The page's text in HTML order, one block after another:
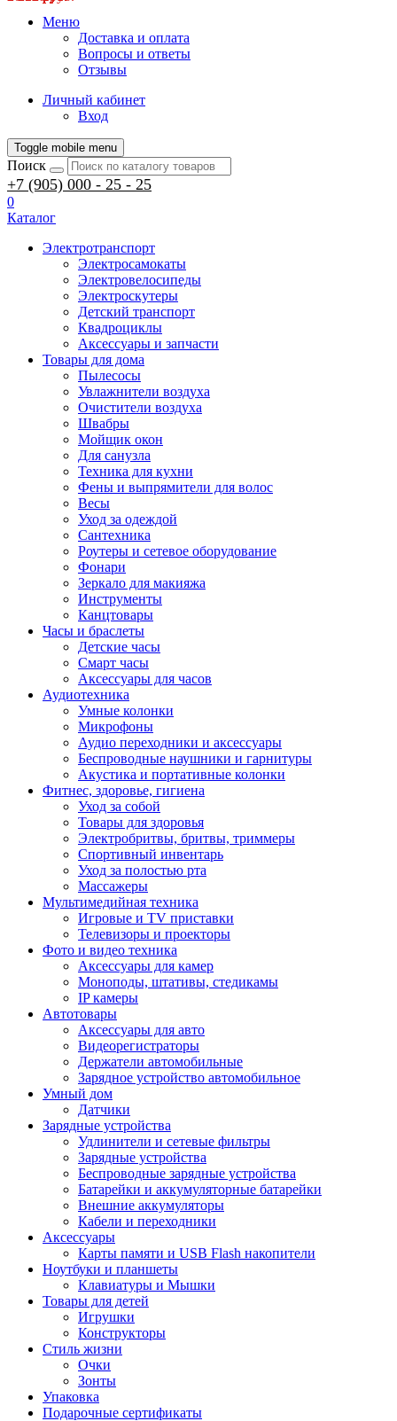
Меню
Доставка и оплата
Вопросы и ответы
Отзывы
Личный кабинет
Вход
Toggle mobile menu
Поиск
+7 (905) 000 - 25 - 25
0
Каталог
Электротранспорт
Электросамокаты
Электровелосипеды
Электроскутеры
Детский транспорт
Квадроциклы
Аксессуары и запчасти
Товары для дома
Пылесосы
Увлажнители воздуха
Очистители воздуха
Швабры
Мойщик окон
Для санузла
Техника для кухни
Фены и выпрямители для волос
Весы
Уход за одеждой
Сантехника
Роутеры и сетевое оборудование
Фонари
Зеркало для макияжа
Инструменты
Канцтовары
Часы и браслеты
Детские часы
Смарт часы
Аксессуары для часов
Аудиотехника
Умные колонки
Микрофоны
Аудио переходники и аксессуары
Беспроводные наушники и гарнитуры
Акустика и портативные колонки
Фитнес, здоровье, гигиена
Уход за собой
Товары для здоровья
Электробритвы, бритвы, триммеры
Спортивный инвентарь
Уход за полостью рта
Массажеры
Мультимедийная техника
Игровые и TV приставки
Телевизоры и проекторы
Фото и видео техника
Аксессуары для камер
Моноподы, штативы, стедикамы
IP камеры
Автотовары
Аксессуары для авто
Видеорегистраторы
Держатели автомобильные
Зарядное устройство автомобильное
Умный дом
Датчики
Зарядные устройства
Удлинители и сетевые фильтры
Зарядные устройства
Беспроводные зарядные устройства
Батарейки и аккумуляторные батарейки
Внешние аккумуляторы
Кабели и переходники
Аксессуары
Карты памяти и USB Flash накопители
Ноутбуки и планшеты
Клавиатуры и Мышки
Товары для детей
Игрушки
Конструкторы
Стиль жизни
Очки
Зонты
Упаковка
Подарочные сертификаты